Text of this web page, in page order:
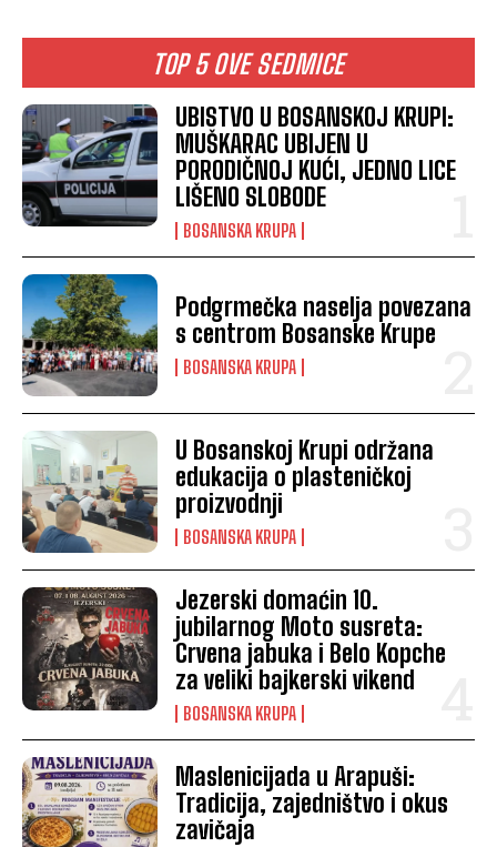
TOP 5 OVE SEDMICE
UBISTVO U BOSANSKOJ KRUPI:
MUŠKARAC UBIJEN U
PORODIČNOJ KUĆI, JEDNO LICE
LIŠENO SLOBODE
BOSANSKA KRUPA
Podgrmečka naselja povezana
s centrom Bosanske Krupe
BOSANSKA KRUPA
U Bosanskoj Krupi održana
edukacija o plasteničkoj
proizvodnji
BOSANSKA KRUPA
Jezerski domaćin 10.
jubilarnog Moto susreta:
Crvena jabuka i Belo Kopche
za veliki bajkerski vikend
BOSANSKA KRUPA
Maslenicijada u Arapuši:
Tradicija, zajedništvo i okus
zavičaja